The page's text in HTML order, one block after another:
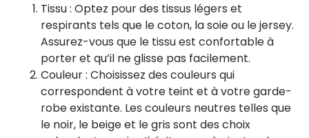
Tissu : Optez pour des tissus légers et
respirants tels que le coton, la soie ou le jersey.
Assurez-vous que le tissu est confortable à
porter et qu’il ne glisse pas facilement.
Couleur : Choisissez des couleurs qui
correspondent à votre teint et à votre garde-
robe existante. Les couleurs neutres telles que
le noir, le beige et le gris sont des choix